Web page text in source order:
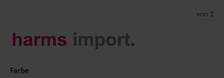
von 1
Farbe